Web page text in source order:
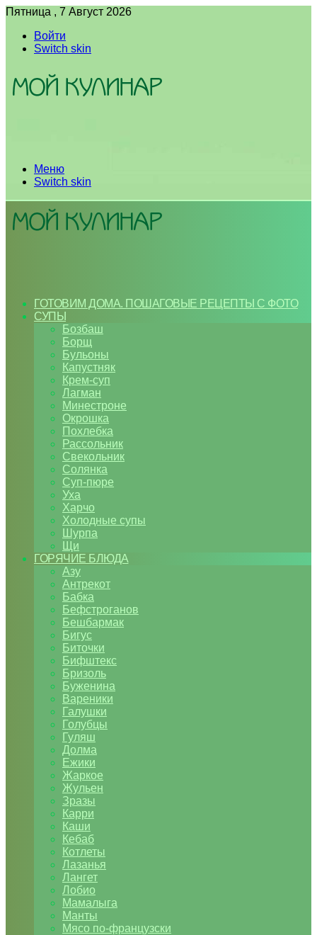
Пятница , 7 Август 2026
Войти
Switch skin
Меню
Switch skin
ГОТОВИМ ДОМА. ПОШАГОВЫЕ РЕЦЕПТЫ С ФОТО
СУПЫ
Бозбаш
Борщ
Бульоны
Капустняк
Крем-суп
Лагман
Минестроне
Окрошка
Похлебка
Рассольник
Свекольник
Солянка
Суп-пюре
Уха
Харчо
Холодные супы
Шурпа
Щи
ГОРЯЧИЕ БЛЮДА
Азу
Антрекот
Бабка
Бефстроганов
Бешбармак
Бигус
Биточки
Бифштекс
Бризоль
Буженина
Вареники
Галушки
Голубцы
Гуляш
Долма
Ежики
Жаркое
Жульен
Зразы
Карри
Каши
Кебаб
Котлеты
Лазанья
Лангет
Лобио
Мамалыга
Манты
Мясо по-французски